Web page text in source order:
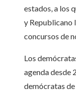
estados, a los
y Republicano
concursos de
Los
agenda desde
demócratas